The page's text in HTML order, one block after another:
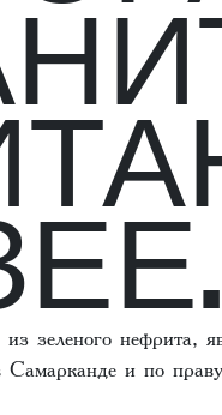
зеленого нефрита,
и по праву